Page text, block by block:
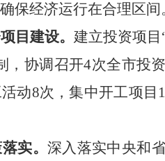
保经济运行在合理区间
目建设。 建立投资项目
，协调召开4次全市投
动8次，集中开工项目
实。 深入落实中央和